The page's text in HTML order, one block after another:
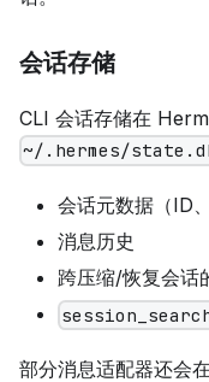
会话存储
CLI 会话存储在
~/.hermes/
会话元数据（ID
消息历史
跨压缩/恢复会话
部分消息适配器还会